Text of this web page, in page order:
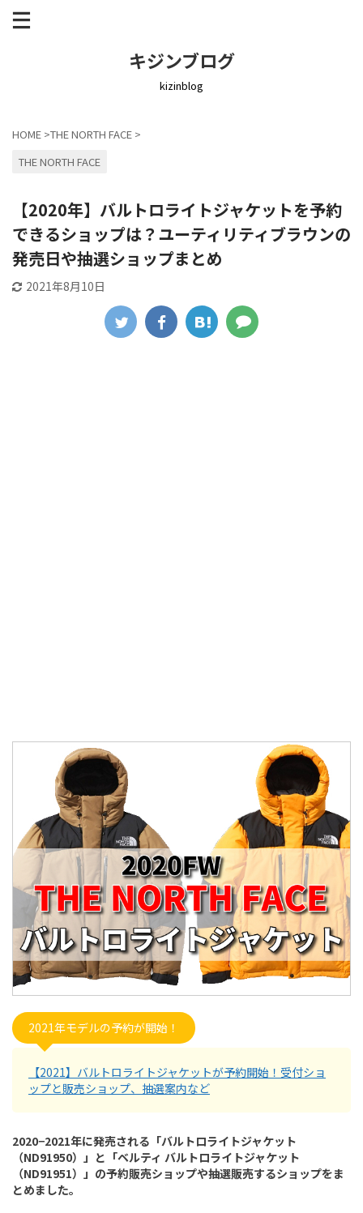
キジンブログ
kizinblog
HOME >THE NORTH FACE >
THE NORTH FACE
【2020年】バルトロライトジャケットを予約
できるショップは？ユーティリティブラウンの
発売日や抽選ショップまとめ
2021年8月10日
2021年モデルの予約が開始！
【2021】バルトロライトジャケットが予約開始！受付ショ
ップと販売ショップ、抽選案内など
2020−2021年に発売される「バルトロライトジャケット
（ND91950）」と「ベルティ バルトロライトジャケット
（ND91951）」の予約販売ショップや抽選販売するショップをま
とめました。